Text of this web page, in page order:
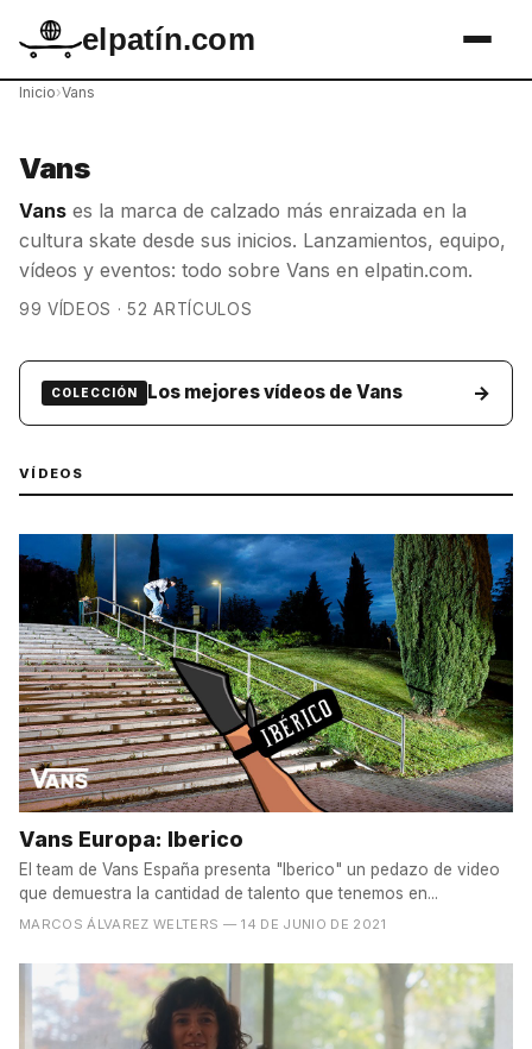
elpatín.com
Inicio›Vans
Vans
Vans es la marca de calzado más enraizada en la
cultura skate desde sus inicios. Lanzamientos, equipo,
vídeos y eventos: todo sobre Vans en elpatin.com.
99 VÍDEOS · 52 ARTÍCULOS
COLECCIÓN Los mejores vídeos de Vans →
VÍDEOS
Vans Europa: Iberico
El team de Vans España presenta "Iberico" un pedazo de video
que demuestra la cantidad de talento que tenemos en...
MARCOS ÁLVAREZ WELTERS — 14 DE JUNIO DE 2021